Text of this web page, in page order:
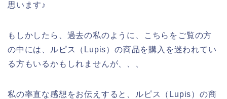
思います♪
もしかしたら、過去の私のように、こちらをご覧の方
の中には、ルピス（Lupis）の商品を購入を迷われてい
る方もいるかもしれませんが、、、
私の率直な感想をお伝えすると、ルピス（Lupis）の商